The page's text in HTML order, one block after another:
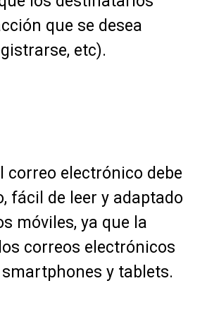
que se desea
etc).
correo electrónico debe
fácil de leer y adaptado
móviles, ya que la
correos electrónicos
y tablets.